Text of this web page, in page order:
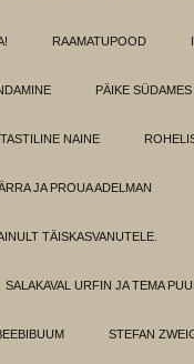
RAAMATUPOOD
PÄIKE SÜDAMES
NAINE
JA PROUA ADELMAN
TÄISKASVANUTELE.
SALAKAVAL URFIN JA TEMA
STEFAN